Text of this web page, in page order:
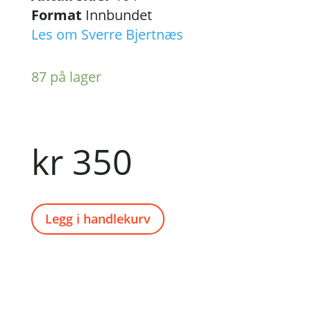
Format Innbundet
Les om Sverre Bjertnæs
87 på lager
kr350
Legg i handlekurv